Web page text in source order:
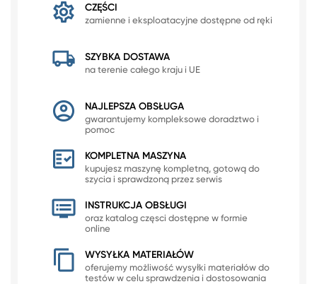
CZĘŚCI
zamienne i eksploatacyjne dostępne od ręki
SZYBKA DOSTAWA
na terenie całego kraju i UE
NAJLEPSZA OBSŁUGA
gwarantujemy kompleksowe doradztwo i
pomoc
KOMPLETNA MASZYNA
kupujesz maszynę kompletną, gotową do
szycia i sprawdzoną przez serwis
INSTRUKCJA OBSŁUGI
oraz katalog częsci dostępne w formie
online
WYSYŁKA MATERIAŁÓW
oferujemy możliwość wysyłki materiałów do
testów w celu sprawdzenia i dostosowania